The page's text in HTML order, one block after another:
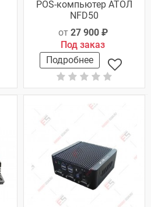
POS-компьютер АТОЛ
NFD50
от 27 900 ₽
Под заказ
Подробнее